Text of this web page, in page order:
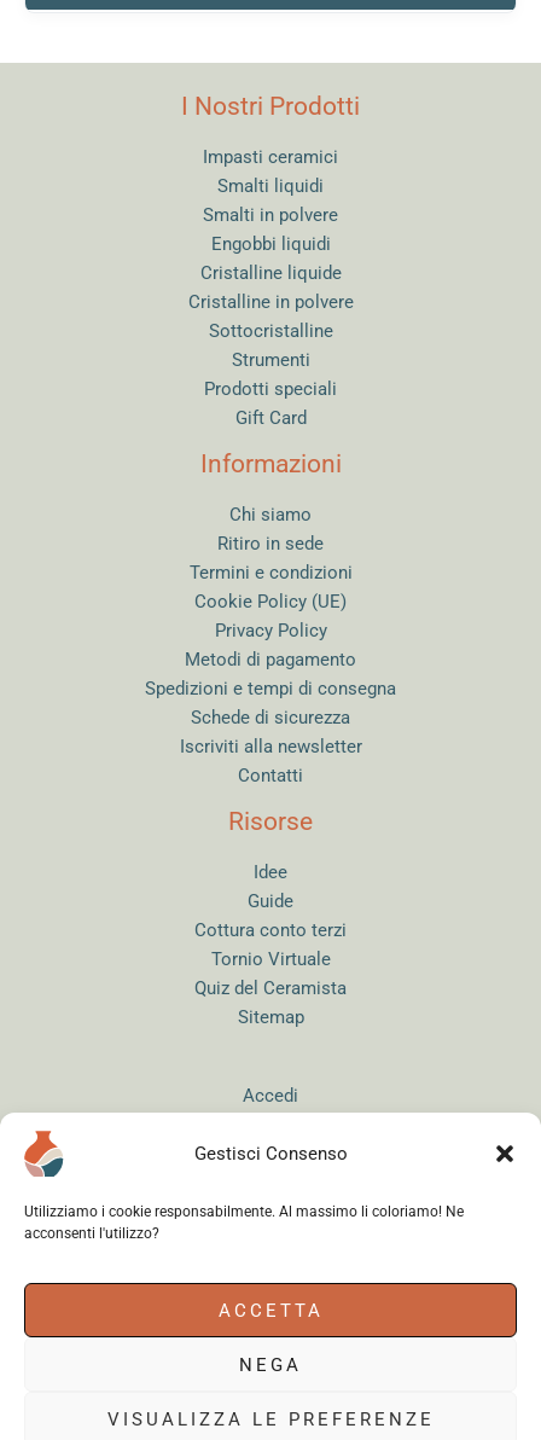
Gestisci Consenso
Utilizziamo i cookie responsabilmente. Al massimo li coloriamo! Ne
acconsenti l'utilizzo?
ACCETTA
NEGA
VISUALIZZA LE PREFERENZE
I Nostri Prodotti
Impasti ceramici
Smalti liquidi
Smalti in polvere
Engobbi liquidi
Cristalline liquide
Cristalline in polvere
Sottocristalline
Strumenti
Prodotti speciali
Gift Card
Informazioni
Chi siamo
Ritiro in sede
Termini e condizioni
Cookie Policy (UE)
Privacy Policy
Metodi di pagamento
Spedizioni e tempi di consegna
Schede di sicurezza
Iscriviti alla newsletter
Contatti
Risorse
Idee
Guide
Cottura conto terzi
Tornio Virtuale
Quiz del Ceramista
Sitemap
Accedi
18179961000 - Copyright © 2026